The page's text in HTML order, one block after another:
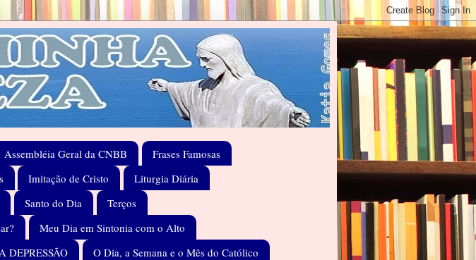
Assembléia Geral da CNBB
Frases Famosas
Imitação de Cristo
Liturgia Diária
Santo do Dia
Terços
Meu Dia em Sintonia com o Alto
DEPRESSÃO
O Dia, a Semana e o Mês do Católico